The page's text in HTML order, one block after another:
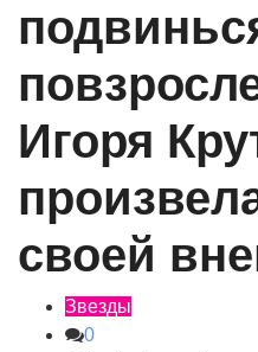
Игоря
своей
Звезды
0